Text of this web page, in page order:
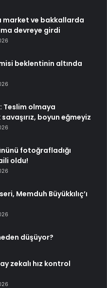
market ve bakkallarda
devreye girdi
beklentinin altında
Teslim olmaya
boyun eğmeyiz
fotoğrafladığı
oldu!
Memduh Büyükkılıç’ı
düşüyor?
zekalı hız kontrol